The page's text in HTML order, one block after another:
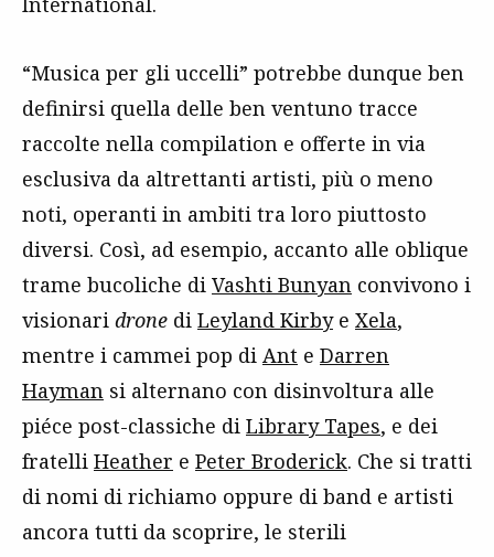
“Musica per gli uccelli” potrebbe dunque ben
definirsi quella delle ben ventuno tracce
raccolte nella compilation e offerte in via
esclusiva da altrettanti artisti, più o meno
noti, operanti in ambiti tra loro piuttosto
diversi. Così, ad esempio, accanto alle oblique
trame bucoliche di Vashti Bunyan convivono i
visionari drone di Leyland Kirbye Xela,
mentre i cammei pop di Ant e Darren
Hayman si alternano con disinvoltura alle
piéce post-classiche di Library Tapes, e dei
fratelli Heather e Peter Broderick. Che si tratti
di nomi di richiamo oppure di band e artisti
ancora tutti da scoprire, le sterili